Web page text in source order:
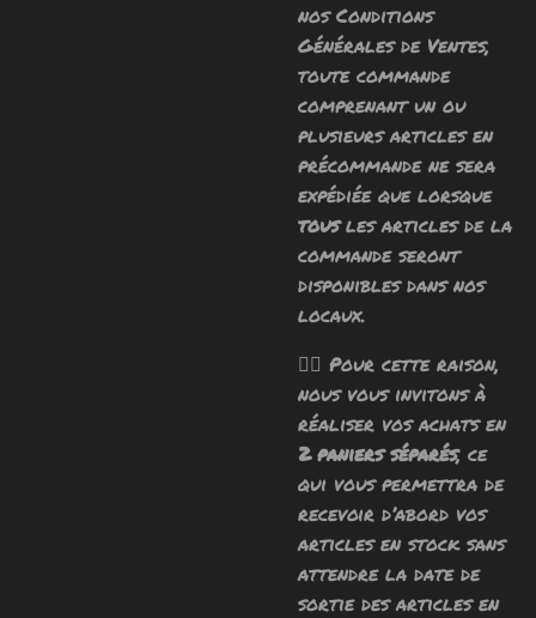
nos Conditions
Générales de Ventes,
toute commande
comprenant un ou
plusieurs articles en
précommande ne sera
expédiée que lorsque
tousles articles de la
commande seront
disponibles dans nos
locaux.
🧙‍♂️ Pour cette raison,
nous vous invitons à
réaliser vos achats en
2 paniers séparés, ce
qui vous permettra de
recevoir d’abord vos
articles en stock sans
attendre la date de
sortie des articles en